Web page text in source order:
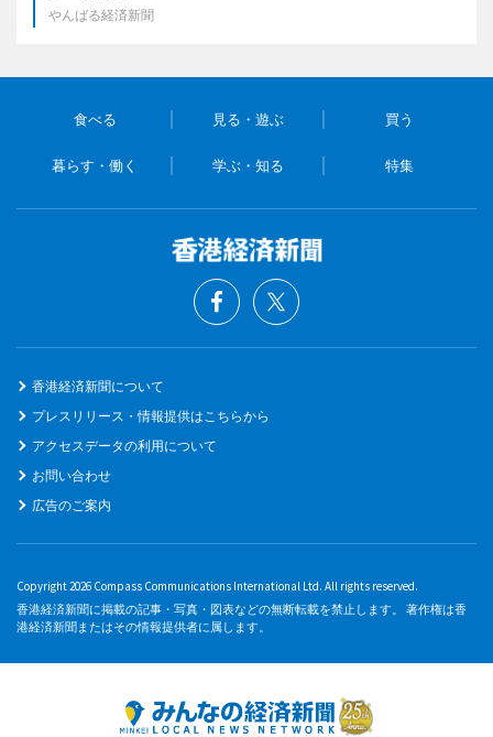
やんばる経済新聞
食べる 見る・遊ぶ 買う
暮らす・働く 学ぶ・知る 特集
香港経済新聞について
プレスリリース・情報提供はこちらから
アクセスデータの利用について
お問い合わせ
広告のご案内
Copyright 2026 Compass Communications International Ltd. All rights reserved.
香港経済新聞に掲載の記事・写真・図表などの無断転載を禁止します。 著作権は香
港経済新聞またはその情報提供者に属します。